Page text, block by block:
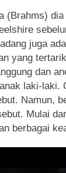
(Brahms)
juga
yang
dan
laki-laki.
Namun,
Mulai
berbagai